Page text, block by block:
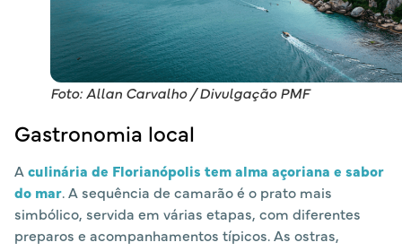
Foto: Allan Carvalho / Divulgação PMF
Gastronomia local
A culinária de Florianópolis tem alma açoriana e sabor
do mar. A sequência de camarão é o prato mais
simbólico, servida em várias etapas, com diferentes
preparos e acompanhamentos típicos. As ostras,